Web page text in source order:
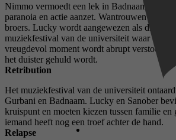
Nimmo vermoedt een lek in Badnaams
paranoia en actie aanzet. Wantrouwen drijft
broers. Lucky wordt aangewezen als
muziekfestival van de universiteit waar
vreugdevol moment wordt abrupt verstoord,
het duister gehuld wordt.
Retribution
Het muziekfestival van de universiteit
Gurbani en Badnaam. Lucky en Sanober
kruispunt en moeten kiezen tussen familie en
iemand heeft nog een troef achter de hand.
Relapse